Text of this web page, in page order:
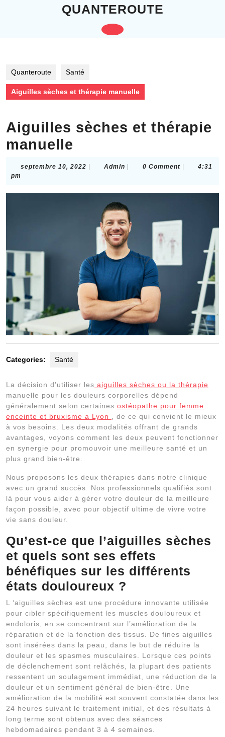
QUANTEROUTE
Open
Quanteroute Santé
Aiguilles sèches et thérapie manuelle
Aiguilles sèches et thérapie
manuelle
septembre 10, 2022 septembre
Admin Admin0 Comment
4:31
pm
Categories: Santé
La décision d’utiliser les aiguilles sèches ou la thérapie
manuelle pour les douleurs corporelles dépend
généralement selon certaines ostéopathe pour femme
enceinte et bruxisme a Lyon
, de ce qui convient le mieux
à vos besoins. Les deux modalités offrant de grands
avantages, voyons comment les deux peuvent fonctionner
en synergie pour promouvoir une meilleure santé et un
plus grand bien-être.
Nous proposons les deux thérapies dans notre clinique
avec un grand succès. Nos professionnels qualifiés sont
là pour vous aider à gérer votre douleur de la meilleure
façon possible, avec pour objectif ultime de vivre votre
vie sans douleur.
Qu’est-ce que l’aiguilles sèches
et quels sont ses effets
bénéfiques sur les différents
états douloureux ?
L ‘aiguilles sèches est une procédure innovante utilisée
pour cibler spécifiquement les muscles douloureux et
endoloris, en se concentrant sur l’amélioration de la
réparation et de la fonction des tissus. De fines aiguilles
sont insérées dans la peau, dans le but de réduire la
douleur et les spasmes musculaires. Lorsque ces points
de déclenchement sont relâchés, la plupart des patients
ressentent un soulagement immédiat, une réduction de la
douleur et un sentiment général de bien-être. Une
amélioration de la mobilité est souvent constatée dans les
24 heures suivant le traitement initial, et des résultats à
long terme sont obtenus avec des séances
hebdomadaires pendant 3 à 4 semaines.